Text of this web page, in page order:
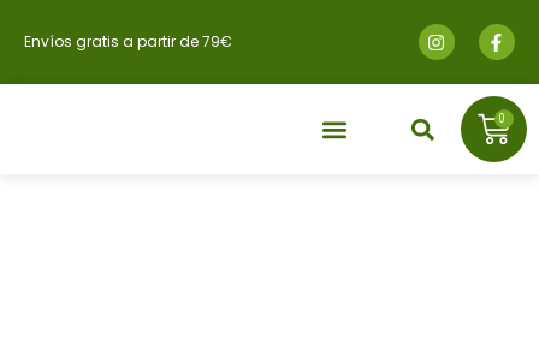
Envíos gratis a partir de 79€
0